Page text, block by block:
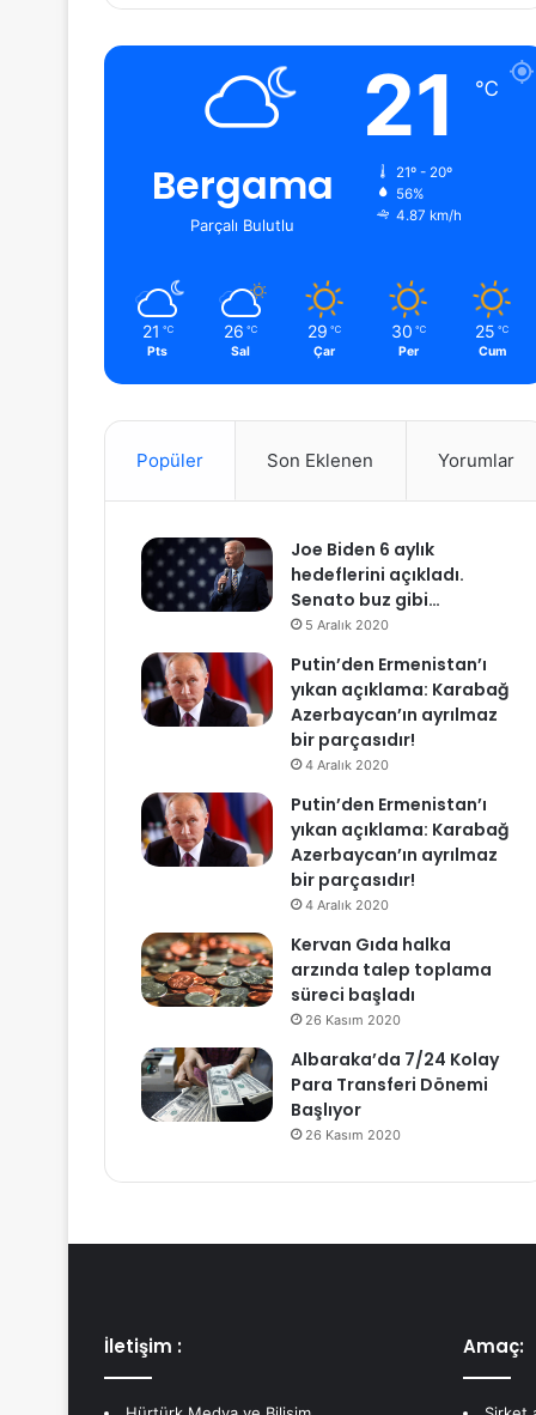
Bergama
Parçalı Bulutlu
21 ℃
21º - 20º
56%
4.87 km/h
21 ℃
Pts
26 ℃
Sal
29 ℃
Çar
30 ℃
Per
25 ℃
Cum
Popüler Son Eklenen Yorumlar
Joe Biden 6 aylık
hedeflerini açıkladı.
Senato buz gibi…
5 Aralık 2020
Putin’den Ermenistan’ı
yıkan açıklama: Karabağ
Azerbaycan’ın ayrılmaz
bir parçasıdır!
4 Aralık 2020
Putin’den Ermenistan’ı
yıkan açıklama: Karabağ
Azerbaycan’ın ayrılmaz
bir parçasıdır!
4 Aralık 2020
Kervan Gıda halka
arzında talep toplama
süreci başladı
26 Kasım 2020
Albaraka’da 7/24 Kolay
Para Transferi Dönemi
Başlıyor
26 Kasım 2020
İletişim : Amaç: